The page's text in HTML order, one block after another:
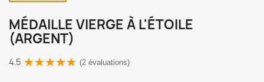
MÉDAILLE VIERGE À L'ÉTOILE
(ARGENT)
4.5 (2 évaluations)